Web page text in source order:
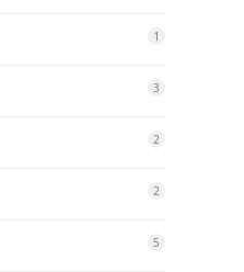
1
3
2
2
5